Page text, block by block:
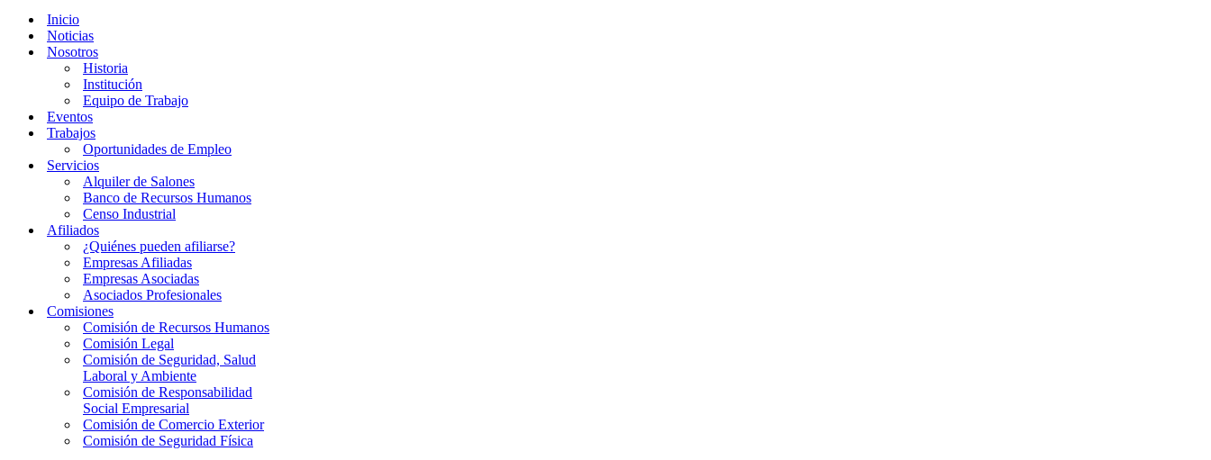
Inicio
Noticias
Nosotros
Historia
Institución
Equipo de Trabajo
Eventos
Trabajos
Oportunidades de Empleo
Servicios
Alquiler de Salones
Banco de Recursos Humanos
Censo Industrial
Afiliados
¿Quiénes pueden afiliarse?
Empresas Afiliadas
Empresas Asociadas
Asociados Profesionales
Comisiones
Comisión de Recursos Humanos
Comisión Legal
Comisión de Seguridad, Salud
Laboral y Ambiente
Comisión de Responsabilidad
Social Empresarial
Comisión de Comercio Exterior
Comisión de Seguridad Física